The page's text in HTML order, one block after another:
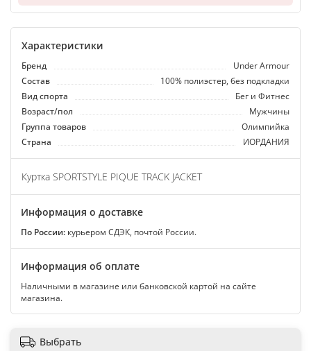
Характеристики
Бренд
Under Armour
Состав
100% полиэстер, без подкладки
Вид спорта
Бег и Фитнес
Возраст/пол
Мужчины
Группа товаров
Олимпийка
Страна
ИОРДАНИЯ
Куртка SPORTSTYLE PIQUE TRACK JACKET
Информация о доставке
По России: курьером СДЭК, почтой России.
Информация об оплате
Наличными в магазине или банковской картой на сайте
магазина.
Выбрать